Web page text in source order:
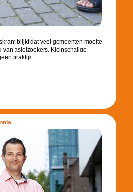
blijkt dat veel gemeenten moeite
van asielzoekers. Kleinschalige
praktijk.